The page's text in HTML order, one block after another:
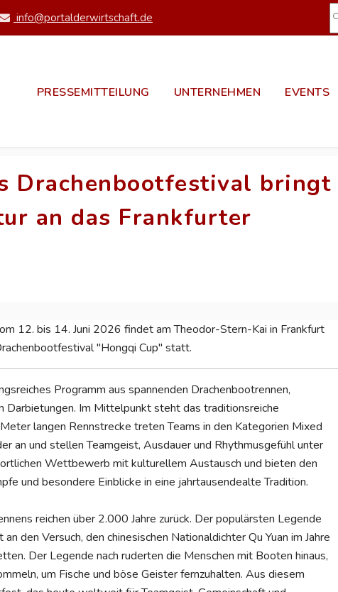
info@portalderwirtschaft.de
PRESSEMITTEILUNG UNTERNEHMEN EVENTS
Drachenbootfestival bringt
an das Frankfurter
12. bis 14. Juni 2026 findet am Theodor-Stern-Kai in Frankfurt
"Hongqi Cup" statt.
Programm aus spannenden Drachenbootrennen,
Darbietungen. Im Mittelpunkt steht das traditionsreiche
langen Rennstrecke treten Teams in den Kategorien Mixed
an und stellen Teamgeist, Ausdauer und Rhythmusgefühl unter
Wettbewerb mit kulturellem Austausch und bieten den
und besondere Einblicke in eine jahrtausendealte Tradition.
reichen über 2.000 Jahre zurück. Der populärsten Legende
den Versuch, den chinesischen Nationaldichter Qu Yuan im Jahre
Der Legende nach ruderten die Menschen mit Booten hinaus,
um Fische und böse Geister fernzuhalten. Aus diesem